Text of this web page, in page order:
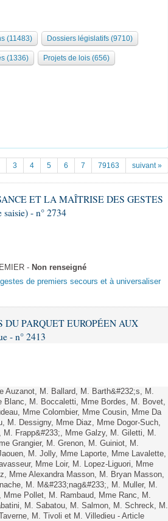
(11483) Dossiers législatifs (9710)
(1336) Projets de lois (656)
3 4 5 6 7 79163 suivant »
ET LA MAÎTRISE DES GESTES
- n° 2734
- Non renseigné
de premiers secours et à universaliser
DU PARQUET EUROPÉEN AUX
- n° 2413
Auzanot, M. Ballard, M. Barth&#232;s, M.
Blanc, M. Boccaletti, Mme Bordes, M. Bovet,
Mme Colombier, Mme Cousin, Mme Da
M. Dessigny, Mme Diaz, Mme Dogor-Such,
Frapp&#233;, Mme Galzy, M. Giletti, M.
Grangier, M. Grenon, M. Guiniot, M.
M. Jolly, Mme Laporte, Mme Lavalette,
Mme Loir, M. Lopez-Liguori, Mme
Mme Alexandra Masson, M. Bryan Masson,
M. M&#233;nag&#233;, M. Muller, M.
Pollet, M. Rambaud, Mme Ranc, M.
M. Sabatou, M. Salmon, M. Schreck, M.
M. Tivoli et M. Villedieu - Article